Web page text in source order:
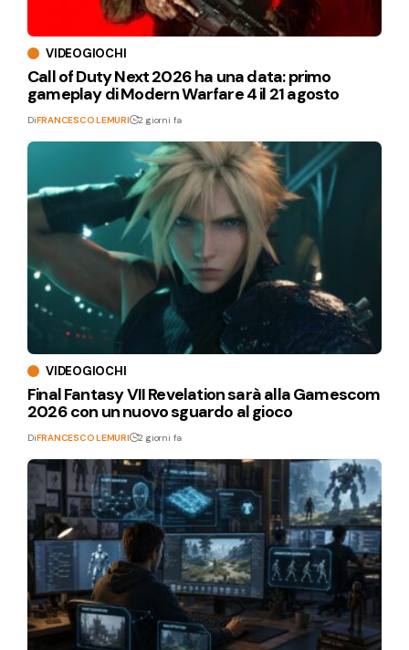
VIDEOGIOCHI
Call of Duty Next 2026 ha una data: primo
gameplay di Modern Warfare 4 il 21 agosto
DiFRANCESCO LEMURI 2 giorni fa
VIDEOGIOCHI
Final Fantasy VII Revelation sarà alla Gamescom
2026 con un nuovo sguardo al gioco
DiFRANCESCO LEMURI 2 giorni fa